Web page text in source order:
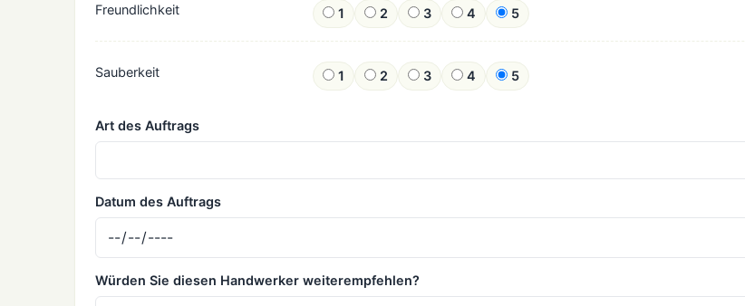
Freundlichkeit 1 2 3 4 5
Sauberkeit 1 2 3 4 5
Art des Auftrags
Datum des Auftrags
Würden Sie diesen Handwerker weiterempfehlen?